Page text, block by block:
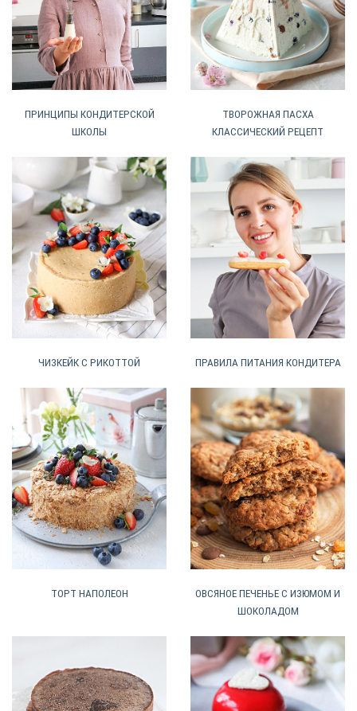
ПРИНЦИПЫ КОНДИТЕРСКОЙ
ШКОЛЫ
ТВОРОЖНАЯ ПАСХА
КЛАССИЧЕСКИЙ РЕЦЕПТ
ЧИЗКЕЙК С РИКОТТОЙ ПРАВИЛА ПИТАНИЯ КОНДИТЕРА
ТОРТ НАПОЛЕОН
ОВСЯНОЕ ПЕЧЕНЬЕ С ИЗЮМОМ И
ШОКОЛАДОМ